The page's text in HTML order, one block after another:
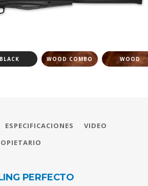
BLACK WOOD COMBO WOOD
ESPECIFICACIONES
VIDEO
PERFECTO